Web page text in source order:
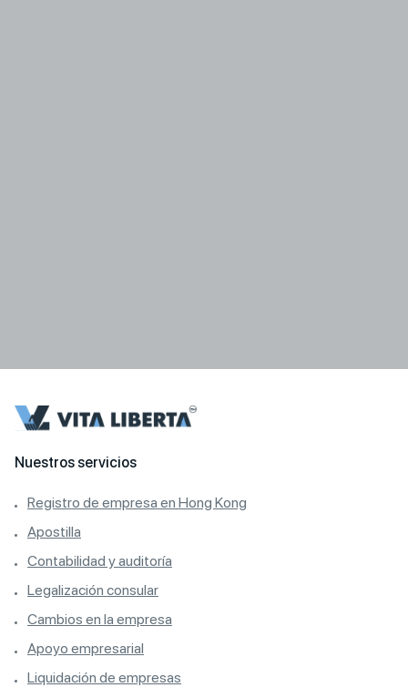
Nuestros servicios
Registro de empresa en Hong Kong
Apostilla
Contabilidad y auditoría
Legalización consular
Cambios en la empresa
Apoyo empresarial
Liquidación de empresas